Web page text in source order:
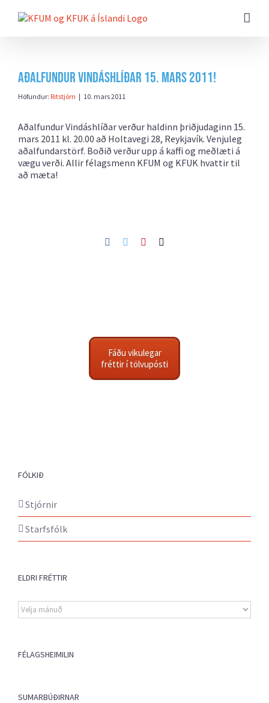
beint
Aðalfundur Vindáshlíðar 15. mars 2011!
Höfundur: Ritstjórn | 10. mars 2011
Aðalfundur Vindáshlíðar verður haldinn þriðjudaginn 15.
mars 2011 kl. 20.00 að Holtavegi 28, Reykjavík. Venjuleg
aðalfundarstörf. Boðið verður upp á kaffi og meðlæti á
vægu verði. Allir félagsmenn KFUM og KFUK hvattir til
að mæta!
Facebook
TwitterPinterest
Fáðu vikulegar
fréttir í tölvupósti
FÓLKIÐ
Stjórnir
Starfsfólk
ELDRI FRÉTTIR
Eldri
fréttir
FÉLAGSHEIMILIN
SUMARBÚÐIRNAR